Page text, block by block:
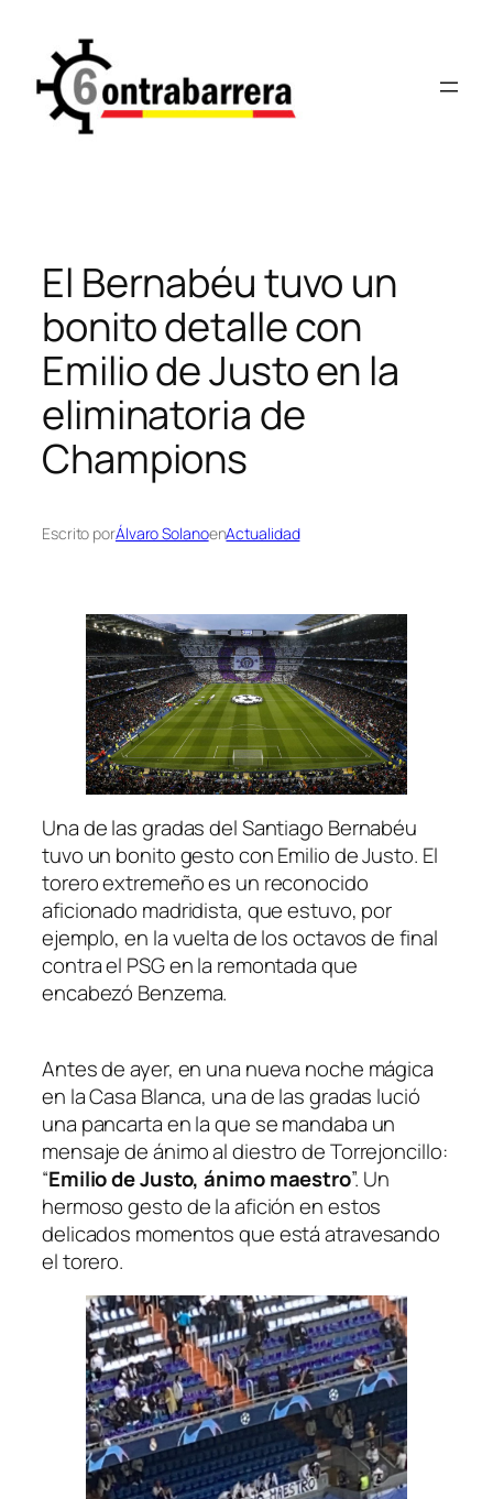
contenido
El Bernabéu tuvo un
bonito detalle con
Emilio de Justo en la
eliminatoria de
Champions
Escrito porÁlvaro SolanoenActualidad
Una de las gradas del Santiago Bernabéu
tuvo un bonito gesto con Emilio de Justo. El
torero extremeño es un reconocido
aficionado madridista, que estuvo, por
ejemplo, en la vuelta de los octavos de final
contra el PSG en la remontada que
encabezó Benzema.
Antes de ayer, en una nueva noche mágica
en la Casa Blanca, una de las gradas lució
una pancarta en la que se mandaba un
mensaje de ánimo al diestro de Torrejoncillo:
“Emilio de Justo, ánimo maestro”. Un
hermoso gesto de la afición en estos
delicados momentos que está atravesando
el torero.